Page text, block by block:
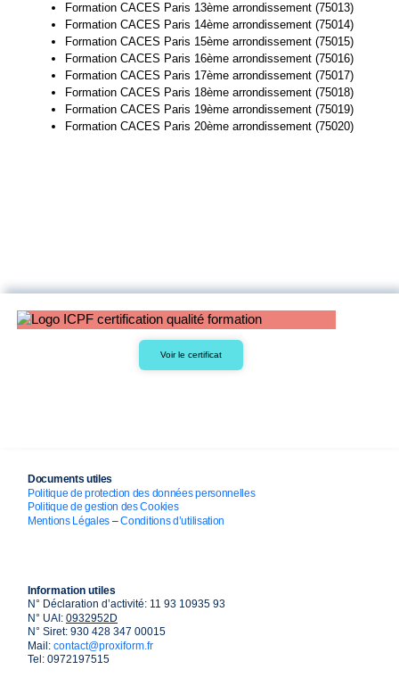
Formation CACES Paris 13ème arrondissement (75013)
Formation CACES Paris 14ème arrondissement (75014)
Formation CACES Paris 15ème arrondissement (75015)
Formation CACES Paris 16ème arrondissement (75016)
Formation CACES Paris 17ème arrondissement (75017)
Formation CACES Paris 18ème arrondissement (75018)
Formation CACES Paris 19ème arrondissement (75019)
Formation CACES Paris 20ème arrondissement (75020)
Voir le certificat
Documents utiles
Politique de protection des données personnelles
Politique de gestion des Cookies
Mentions Légales –Conditions d’utilisation
Information utiles
N° Déclaration d’activité: 11 93 10935 93
N° UAI: 0932952D
N° Siret: 930 428 347 00015
Mail: contact@proxiform.fr
Tel: 0972197515